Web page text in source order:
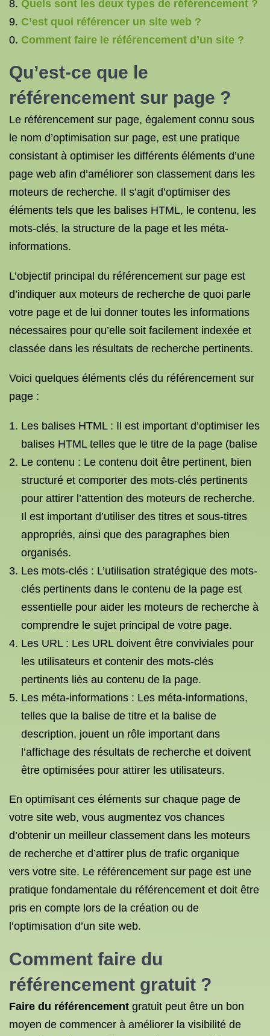
Quels sont les deux types de référencement ?
C’est quoi référencer un site web ?
Comment faire le référencement d’un site ?
Qu’est-ce que le
référencement sur page ?
Le référencement sur page, également connu sous
le nom d’optimisation sur page, est une pratique
consistant à optimiser les différents éléments d’une
page web afin d’améliorer son classement dans les
moteurs de recherche. Il s’agit d’optimiser des
éléments tels que les balises HTML, le contenu, les
mots-clés, la structure de la page et les méta-
informations.
L’objectif principal du référencement sur page est
d’indiquer aux moteurs de recherche de quoi parle
votre page et de lui donner toutes les informations
nécessaires pour qu’elle soit facilement indexée et
classée dans les résultats de recherche pertinents.
Voici quelques éléments clés du référencement sur
page :
Les balises HTML : Il est important d’optimiser les
balises HTML telles que le titre de la page (balise
Le contenu : Le contenu doit être pertinent, bien
structuré et comporter des mots-clés pertinents
pour attirer l’attention des moteurs de recherche.
Il est important d’utiliser des titres et sous-titres
appropriés, ainsi que des paragraphes bien
organisés.
Les mots-clés : L’utilisation stratégique des mots-
clés pertinents dans le contenu de la page est
essentielle pour aider les moteurs de recherche à
comprendre le sujet principal de votre page.
Les URL : Les URL doivent être conviviales pour
les utilisateurs et contenir des mots-clés
pertinents liés au contenu de la page.
Les méta-informations : Les méta-informations,
telles que la balise de titre et la balise de
description, jouent un rôle important dans
l’affichage des résultats de recherche et doivent
être optimisées pour attirer les utilisateurs.
En optimisant ces éléments sur chaque page de
votre site web, vous augmentez vos chances
d’obtenir un meilleur classement dans les moteurs
de recherche et d’attirer plus de trafic organique
vers votre site. Le référencement sur page est une
pratique fondamentale du référencement et doit être
pris en compte lors de la création ou de
l’optimisation d’un site web.
Comment faire du
référencement gratuit ?
Faire du référencement gratuit peut être un bon
moyen de commencer à améliorer la visibilité de